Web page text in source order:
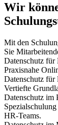
Wir
Mit den
Sie
Datenschutz für
Praxisnahe
Datenschutz für
Vertiefte
Datenschutz im
HR-Teams.